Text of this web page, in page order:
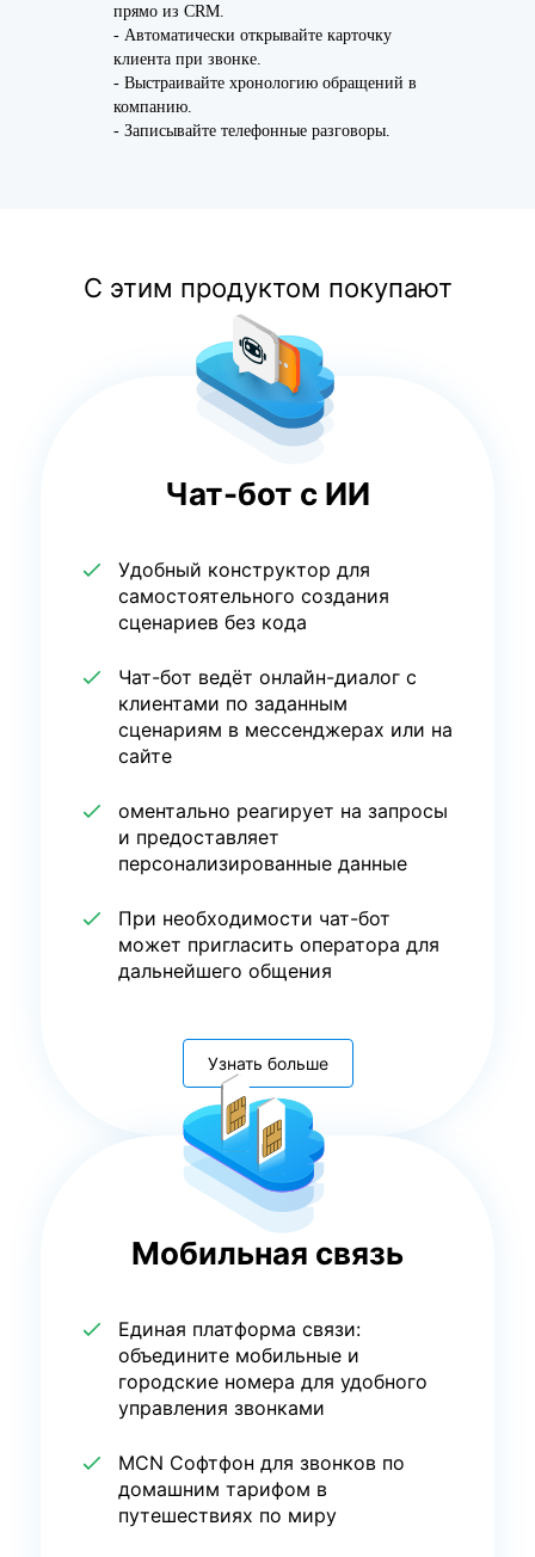
прямо из CRM.
- Автоматически открывайте карточку
клиента при звонке.
- Выстраивайте хронологию обращений в
компанию.
- Записывайте телефонные разговоры.
С этим продуктом покупают
Чат-бот с ИИ
Удобный конструктор для
самостоятельного создания
сценариев без кода
Чат-бот ведёт онлайн-диалог с
клиентами по заданным
сценариям в мессенджерах или на
сайте
оментально реагирует на запросы
и предоставляет
персонализированные данные
При необходимости чат-бот
может пригласить оператора для
дальнейшего общения
Узнать больше
Мобильная связь
Единая платформа связи:
объедините мобильные и
городские номера для удобного
управления звонками
MCN Софтфон для звонков по
домашним тарифом в
путешествиях по миру